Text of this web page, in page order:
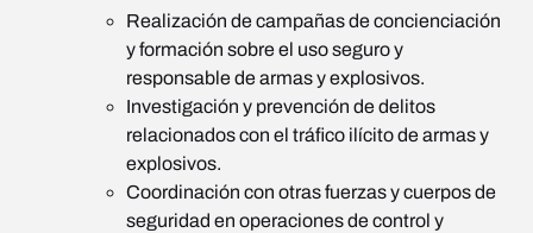
Realización de campañas de concienciación
y formación sobre el uso seguro y
responsable de armas y explosivos.
Investigación y prevención de delitos
relacionados con el tráfico ilícito de armas y
explosivos.
Coordinación con otras fuerzas y cuerpos de
seguridad en operaciones de control y